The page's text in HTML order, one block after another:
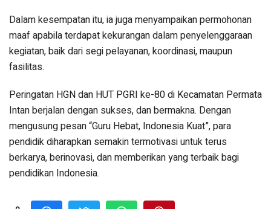
Dalam kesempatan itu, ia juga menyampaikan permohonan
maaf apabila terdapat kekurangan dalam penyelenggaraan
kegiatan, baik dari segi pelayanan, koordinasi, maupun
fasilitas.
Peringatan HGN dan HUT PGRI ke-80 di Kecamatan Permata
Intan berjalan dengan sukses, dan bermakna. Dengan
mengusung pesan “Guru Hebat, Indonesia Kuat”, para
pendidik diharapkan semakin termotivasi untuk terus
berkarya, berinovasi, dan memberikan yang terbaik bagi
pendidikan Indonesia.